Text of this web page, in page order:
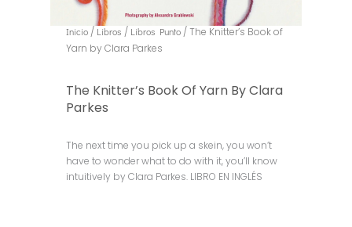
Inicio / Libros / Libros Punto / The Knitter’s Book of
Yarn by Clara Parkes
The Knitter’s Book Of Yarn By Clara
Parkes
The next time you pick up a skein, you won’t
have to wonder what to do with it, you’ll know
intuitively by Clara Parkes. LIBRO EN INGLÉS